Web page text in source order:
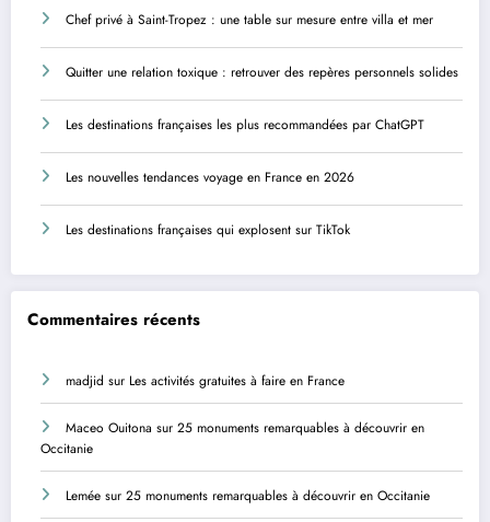
Chef privé à Saint-Tropez : une table sur mesure entre villa et mer
Quitter une relation toxique : retrouver des repères personnels solides
Les destinations françaises les plus recommandées par ChatGPT
Les nouvelles tendances voyage en France en 2026
Les destinations françaises qui explosent sur TikTok
Commentaires récents
madjid sur Les activités gratuites à faire en France
Maceo Ouitona sur 25 monuments remarquables à découvrir en
Occitanie
Lemée sur 25 monuments remarquables à découvrir en Occitanie